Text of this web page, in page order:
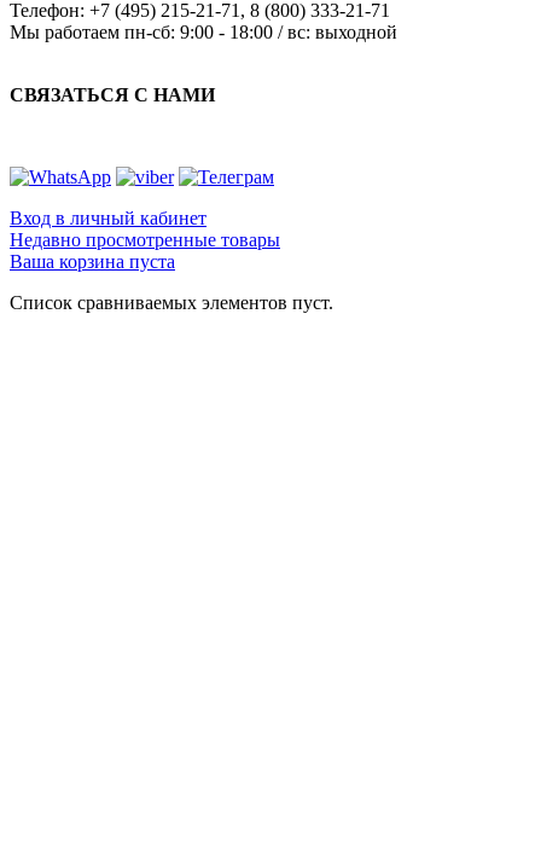
Телефон: +7 (495) 215-21-71 , 8 (800) 333-21-71
Мы работаем пн-сб: 9:00 - 18:00 / вс: выходной
СВЯЗАТЬСЯ С НАМИ
Вход в личный кабинет
Недавно просмотренные товары
Ваша корзина пуста
Список сравниваемых элементов пуст.